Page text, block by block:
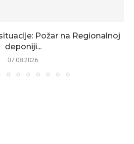
Požar na Regionalnoj
deponiji...
07.08.2026.